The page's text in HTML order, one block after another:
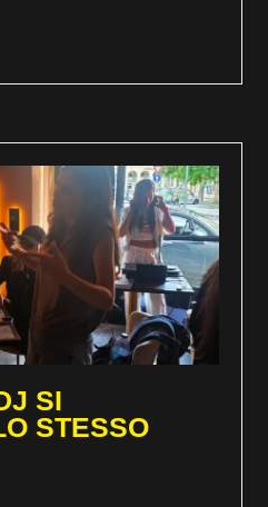
SI
STESSO